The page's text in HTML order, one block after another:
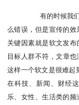
有的时候我们
么错误，但是宣传的效
关键因素就是软文发
目标人群不符，文章
这样一个软文是很难起
在科技、新闻、财经
乐、女性、生活类的